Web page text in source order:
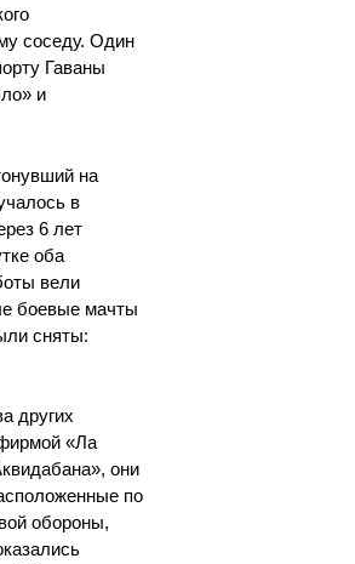
соседу. Один
Гаваны
и
на
в
6 лет
оба
вели
боевые мачты
сняты:
других
«Ла
они
по
обороны,